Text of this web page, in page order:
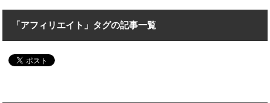
「アフィリエイト」タグの記事一覧